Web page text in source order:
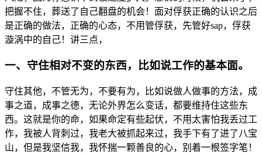
把握不住， 葬送了 自 己翻盘的机会！ 面对俘获正确的认识之后
是正确的做法， 正确的心态， 不用 管俘获， 先管好sap， 俘获
漩涡中的自 己！ 讲三 点，
一、 守住相对不变的东西， 比如说工作的基本面。
守住其他， 不管无为， 不要有为， 比如说做人做事的方法， 成
事之道， 成事之德， 无论外界怎么变话， 都要维持住这些东
西。 这就是你的命， 如果命定有些起伏， 不用 太害怕我丢过工
作， 我被人背刺 过， 我老大被抓起来过， 我手下有了进了 八宝
山， 但是我坚信我， 我怀揣一颗善 良的心， 别 着一根签字笔！